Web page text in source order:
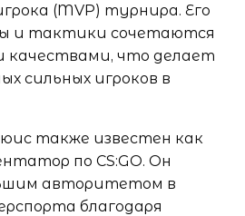
(MVP) турнира. Его
и тактики сочетаются
качествами, что делает
сильных игроков в
также известен как
по CS:GO. Он
авторитетом в
благодаря